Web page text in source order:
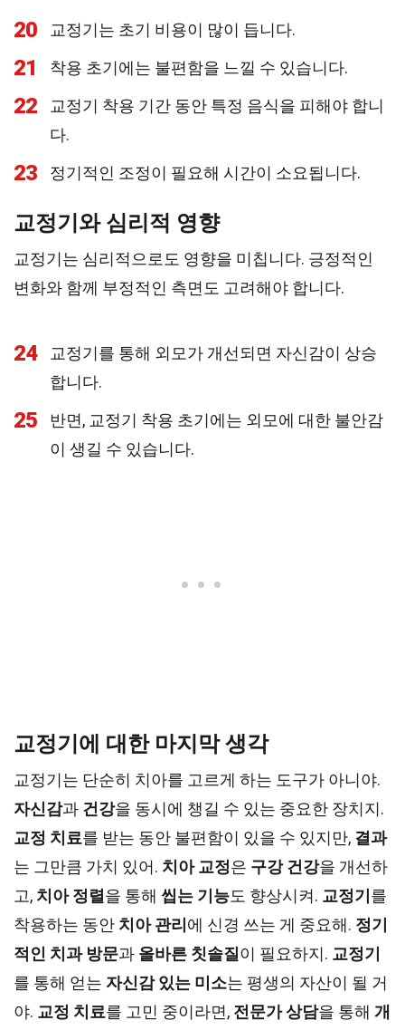
20 교정기는 초기 비용이 많이 듭니다.
21 착용 초기에는 불편함을 느낄 수 있습니다.
22
교정기 착용 기간 동안 특정 음식을 피해야 합니
다.
23 정기적인 조정이 필요해 시간이 소요됩니다.
교정기와 심리적 영향
교정기는 심리적으로도 영향을 미칩니다. 긍정적인
변화와 함께 부정적인 측면도 고려해야 합니다.
24
교정기를 통해 외모가 개선되면 자신감이 상승
합니다.
25
반면, 교정기 착용 초기에는 외모에 대한 불안감
이 생길 수 있습니다.
교정기에 대한 마지막 생각
교정기는 단순히 치아를 고르게 하는 도구가 아니야.
자신감과 건강을 동시에 챙길 수 있는 중요한 장치지.
교정 치료를 받는 동안 불편함이 있을 수 있지만, 결과
는 그만큼 가치 있어. 치아 교정은 구강 건강을 개선하
고, 치아 정렬 을 통해 씹는 기능도 향상시켜. 교정기 를
착용하는 동안 치아 관리 에 신경 쓰는 게 중요해. 정기
적인 치과 방문과 올바른 칫솔질 이 필요하지. 교정기
를 통해 얻는 자신감 있는 미소는 평생의 자산이 될 거
야. 교정 치료를 고민 중이라면, 전문가 상담을 통해 개